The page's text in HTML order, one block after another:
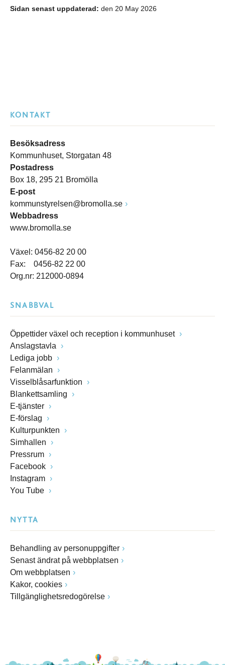
Sidan senast uppdaterad: den 20 May 2026
KONTAKT
Besöksadress
Kommunhuset, Storgatan 48
Postadress
Box 18, 295 21 Bromölla
E-post
kommunstyrelsen@bromolla.se
Webbadress
www.bromolla.se
Växel: 0456-82 20 00
Fax: 0456-82 22 00
Org.nr: 212000-0894
SNABBVAL
Öppettider växel och reception i kommunhuset
Anslagstavla
Lediga jobb
Felanmälan
Visselblåsarfunktion
Blankettsamling
E-tjänster
E-förslag
Kulturpunkten
Simhallen
Pressrum
Facebook
Instagram
You Tube
NYTTA
Behandling av personuppgifter
Senast ändrat på webbplatsen
Om webbplatsen
Kakor, cookies
Tillgänglighetsredogörelse